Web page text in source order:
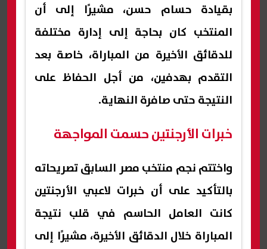
بقيادة حسام حسن، مشيرًا إلى أن
المنتخب كان بحاجة إلى إدارة مختلفة
للدقائق الأخيرة من المباراة، خاصة بعد
التقدم بهدفين، من أجل الحفاظ على
النتيجة حتى صافرة النهاية.
خبرات الأرجنتين حسمت المواجهة
واختتم نجم منتخب مصر السابق تصريحاته
بالتأكيد على أن خبرات لاعبي الأرجنتين
كانت العامل الحاسم في قلب نتيجة
المباراة خلال الدقائق الأخيرة، مشيرًا إلى